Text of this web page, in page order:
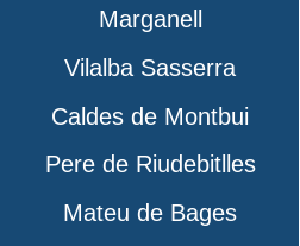
Marganell
Vilalba Sasserra
Caldes de Montbui
Pere de Riudebitlles
Mateu de Bages